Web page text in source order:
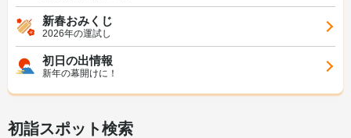
新春おみくじ
2026年の運試し
初日の出情報
新年の幕開けに！
初詣スポット検索